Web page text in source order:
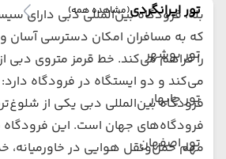
تور ایرانگردی(مشاهده همه)
تور بوشهر
تور چابهار
تور اصفهان
بله، فرودگاه بین‌المللی دبی دارای
که به مسافران امکان دسترسی آسان
را فراهم می‌کند. خط قرمز متروی دبی
می‌کند و دو ایستگاه در فرودگاه دارد:
فرودگاه بین‌المللی دبی یکی از
فرودگاه‌های جهان است. این فرودگاه
مهم حمل‌ونقل هوایی در خاورمیانه،